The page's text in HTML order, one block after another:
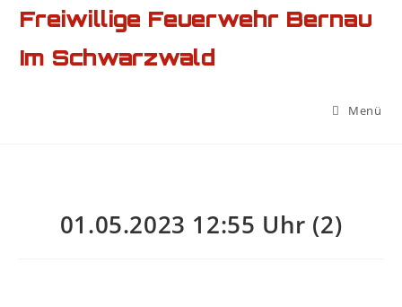
Freiwillige Feuerwehr Bernau
Im Schwarzwald
Menü
01.05.2023 12:55 Uhr (2)